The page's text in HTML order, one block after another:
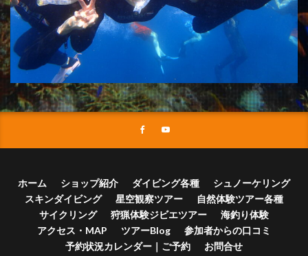
ホーム ショップ紹介 ダイビング各種
シュノーケリング
スキンダイビング
星空観察ツアー
自然体験ツアー各種
サイクリング
狩猟体験ジビエツアー
海釣り体験
アクセス・MAP
ツアーBlog
参加者からの口コミ
予約状況カレンダー｜ご予約
お問合せ